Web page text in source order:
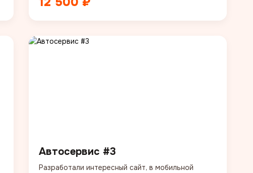
Автосервис #3
Разработали интересный сайт, в мобильной